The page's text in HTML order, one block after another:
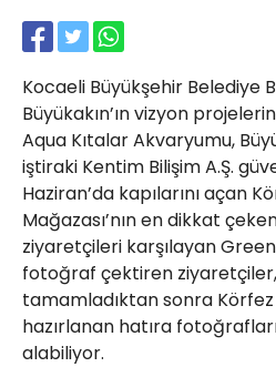
Kocaeli Büyükşehir Belediye
Büyükakın’ın vizyon
Aqua Kıtalar Akvaryumu,
iştiraki Kentim Bilişim A.Ş.
Haziran’da kapılarını açan
Mağazası’nın en dikkat
ziyaretçileri karşılayan
fotoğraf çektiren
tamamladıktan sonra
hazırlanan hatıra
alabiliyor.